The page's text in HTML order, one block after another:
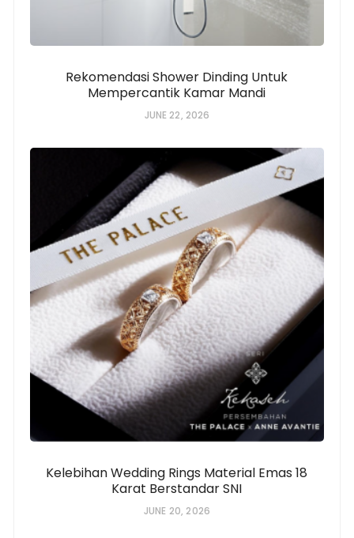
Rekomendasi Shower Dinding Untuk
Mempercantik Kamar Mandi
JUNE 22, 2026
Kelebihan Wedding Rings Material Emas 18
Karat Berstandar SNI
JUNE 20, 2026